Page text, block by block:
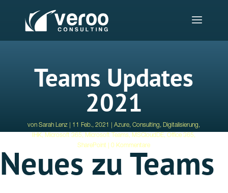
Teams Updates
2021
vonSarah Lenz 11 Feb., 2021 Azure,Consulting, Digitalisierung,
IHK, Microsoft 365, Microsoft Teams, MSCloudDE,Office 365,
SharePoint
0 Kommentare
Neues zu Teams